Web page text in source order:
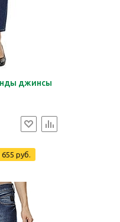
джинсы
655 руб.